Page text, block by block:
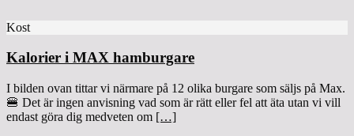
Kost
Kalorier i MAX hamburgare
I bilden ovan tittar vi närmare på 12 olika burgare som säljs på Max.
🍔 Det är ingen anvisning vad som är rätt eller fel att äta utan vi vill
endast göra dig medveten om […]